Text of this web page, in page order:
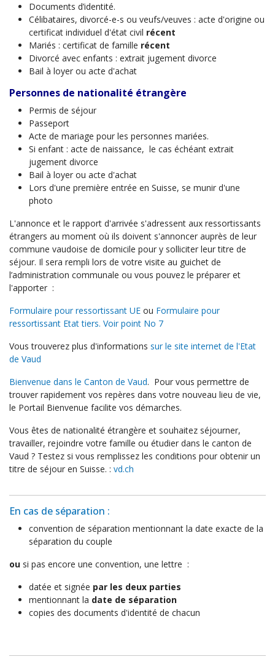
Documents d’identité.
Célibataires, divorcé-e-s ou veufs/veuves : acte d'origine ou
certificat individuel d'état civil récent
Mariés : certificat de famille récent
Divorcé avec enfants : extrait jugement divorce
Bail à loyer ou acte d'achat
Personnes de nationalité étrangère
Permis de séjour
Passeport
Acte de mariage pour les personnes mariées.
Si enfant : acte de naissance, le cas échéant extrait
jugement divorce
Bail à loyer ou acte d'achat
Lors d'une première entrée en Suisse, se munir d'une
photo
L'annonce et le rapport d'arrivée s'adressent aux ressortissants
étrangers au moment où ils doivent s'annoncer auprès de leur
commune vaudoise de domicile pour y solliciter leur titre de
séjour. Il sera rempli lors de votre visite au guichet de
l’administration communale ou vous pouvez le préparer et
l'apporter :
Formulaire pour ressortissant UE ou Formulaire pour
ressortissant Etat tiers. Voir point No 7
Vous trouverez plus d'informations sur le site internet de l'Etat
de Vaud
Bienvenue dans le Canton de Vaud. Pour vous permettre de
trouver rapidement vos repères dans votre nouveau lieu de vie,
le Portail Bienvenue facilite vos démarches.
Vous êtes de nationalité étrangère et souhaitez séjourner,
travailler, rejoindre votre famille ou étudier dans le canton de
Vaud ? Testez si vous remplissez les conditions pour obtenir un
titre de séjour en Suisse. : vd.ch
En cas de séparation :
convention de séparation mentionnant la date exacte de la
séparation du couple
ou si pas encore une convention, une lettre :
datée et signée par les deux parties
mentionnant la date de séparation
copies des documents d'identité de chacun